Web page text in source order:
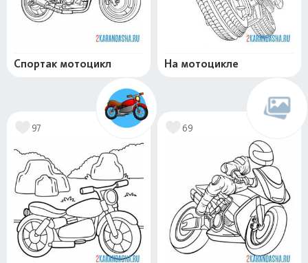
Спортак мотоцикл На мотоцикле
97 69